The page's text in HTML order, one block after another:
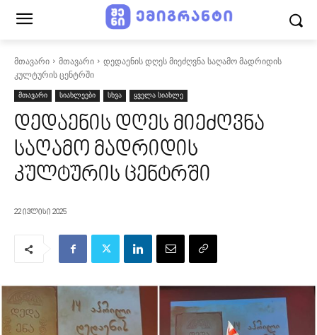
მთავარი მთავარი
დედაენის დღეს მიეძღვნა საღამო მადრიდის
კულტურის ცენტრში
მთავარი სიახლეები სხვა ყველა სიახლე
დედაენის დღეს მიეძღვნა
საღამო მადრიდის
კულტურის ცენტრში
22 ივლისი 2025